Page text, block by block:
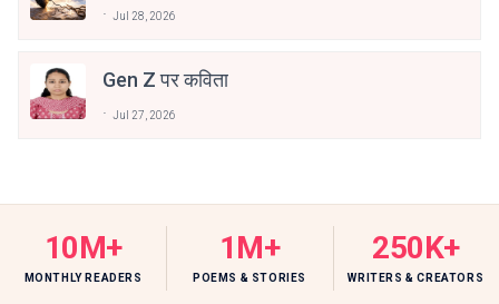
Jul 28, 2026
Gen Z पर कविता
Jul 27, 2026
10M+
MONTHLY READERS
1M+
POEMS & STORIES
250K+
WRITERS & CREATORS